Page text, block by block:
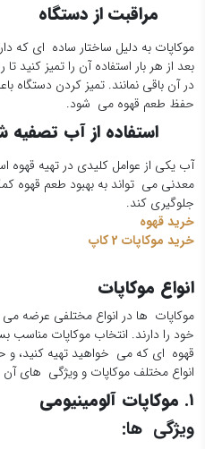
مراقبت از دستگاه
موکاپات به دلیل ساختار ساده ای که
بعد از هر بار استفاده آن را تمیز کنید
در آن باقی نمانند. تمیز کردن
حفظ طعم قهوه می شود.
استفاده از آب تصفیه
آب یکی از عوامل کلیدی در تهیه
معدنی می تواند به بهبود طعم قهوه
جلوگیری کند.
خرید قهوه
خرید موکاپات 2 کاپ
انواع موکاپات
موکاپات ها در انواع مختلفی عرضه
خود را دارند. انتخاب موکاپات مناسب
قهوه ای که می خواهید تهیه کنید، و
انواع مختلف موکاپات و ویژگی های
1. موکاپات آلومینیومی
ویژگی ها: